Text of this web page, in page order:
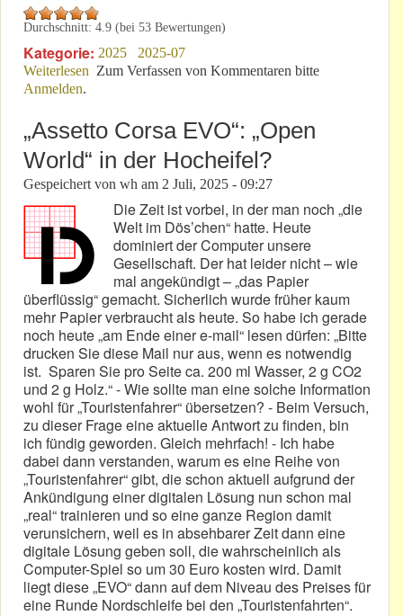
Durchschnitt: 4.9 (bei 53 Bewertungen)
Kategorie: 2025
2025-07
Weiterlesen über Ursula Samary: Die Journalistin, die eine Dame
Zum Verfassen von Kommentaren bitte
Anmelden.
„Assetto Corsa EVO“: „Open
World“ in der Hocheifel?
Gespeichert von wh am 2 Juli, 2025 - 09:27
Die Zeit ist vorbei, in der man noch „die
Welt im Dös’chen“ hatte. Heute
dominiert der Computer unsere
Gesellschaft. Der hat leider nicht – wie
mal angekündigt – „das Papier
überflüssig“ gemacht. Sicherlich wurde früher kaum
mehr Papier verbraucht als heute. So habe ich gerade
noch heute „am Ende einer e-mail“ lesen dürfen: „Bitte
drucken Sie diese Mail nur aus, wenn es notwendig
ist. Sparen Sie pro Seite ca. 200 ml Wasser, 2 g CO2
und 2 g Holz.“ - Wie sollte man eine solche Information
wohl für „Touristenfahrer“ übersetzen? - Beim Versuch,
zu dieser Frage eine aktuelle Antwort zu finden, bin
ich fündig geworden. Gleich mehrfach! - Ich habe
dabei dann verstanden, warum es eine Reihe von
„Touristenfahrer“ gibt, die schon aktuell aufgrund der
Ankündigung einer digitalen Lösung nun schon mal
„real“ trainieren und so eine ganze Region damit
verunsichern, weil es in absehbarer Zeit dann eine
digitale Lösung geben soll, die wahrscheinlich als
Computer-Spiel so um 30 Euro kosten wird. Damit
liegt diese „EVO“ dann auf dem Niveau des Preises für
eine Runde Nordschleife bei den „Touristenfahrten“.